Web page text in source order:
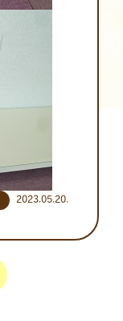
2023.05.20.